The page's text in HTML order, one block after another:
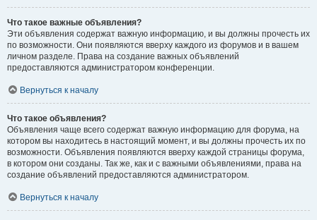
Что такое важные объявления?
Эти объявления содержат важную информацию, и вы должны прочесть их
по возможности. Они появляются вверху каждого из форумов и в вашем
личном разделе. Права на создание важных объявлений
предоставляются администратором конференции.
Вернуться к началу
Что такое объявления?
Объявления чаще всего содержат важную информацию для форума, на
котором вы находитесь в настоящий момент, и вы должны прочесть их по
возможности. Объявления появляются вверху каждой страницы форума,
в котором они созданы. Так же, как и с важными объявлениями, права на
создание объявлений предоставляются администратором.
Вернуться к началу